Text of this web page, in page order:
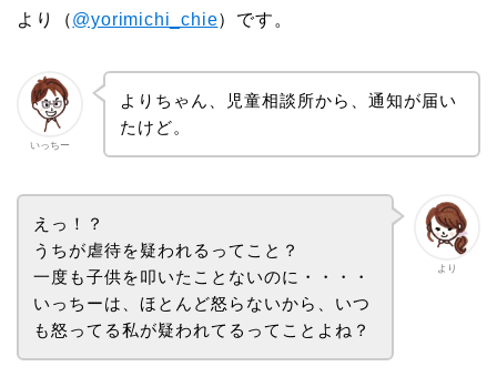
より（@yorimichi_chie）です。
いっちー
よりちゃん、児童相談所から、通知が届い
たけど。
より
えっ！？
うちが虐待を疑われるってこと？
一度も子供を叩いたことないのに・・・・
いっちーは、ほとんど怒らないから、いつ
も怒ってる私が疑われてるってことよね？